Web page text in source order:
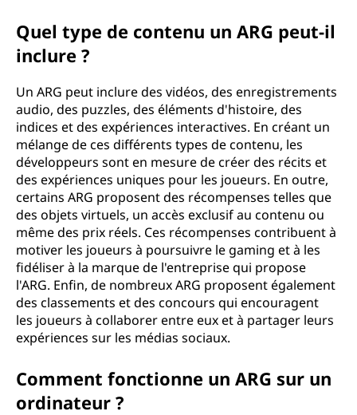
Quel type de contenu un ARG peut-il
inclure ?
Un ARG peut inclure des vidéos, des enregistrements
audio, des puzzles, des éléments d'histoire, des
indices et des expériences interactives. En créant un
mélange de ces différents types de contenu, les
développeurs sont en mesure de créer des récits et
des expériences uniques pour les joueurs. En outre,
certains ARG proposent des récompenses telles que
des objets virtuels, un accès exclusif au contenu ou
même des prix réels. Ces récompenses contribuent à
motiver les joueurs à poursuivre le gaming et à les
fidéliser à la marque de l'entreprise qui propose
l'ARG. Enfin, de nombreux ARG proposent également
des classements et des concours qui encouragent
les joueurs à collaborer entre eux et à partager leurs
expériences sur les médias sociaux.
Comment fonctionne un ARG sur un
ordinateur ?